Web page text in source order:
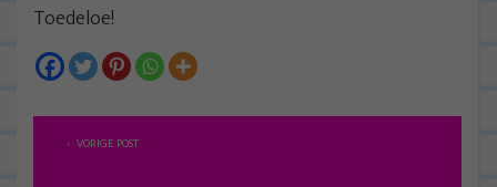
Toedeloe!
B VORIGE POST